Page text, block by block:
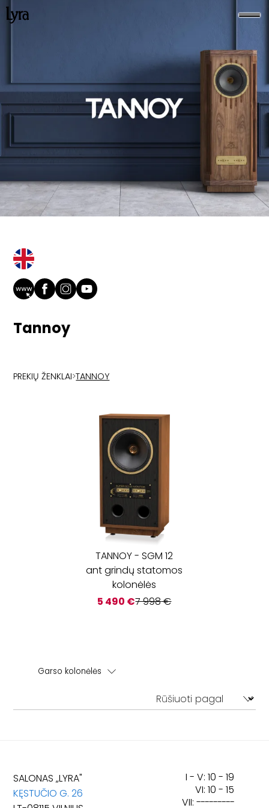
Tannoy
PREKIŲ ŽENKLAI>TANNOY
Garso kolonėlės
TANNOY-SGM 12
ant grindų statomos
kolonėlės
5 490 €7 998€
SALONAS „LYRA"
KĘSTUČIO G. 26
I - V: 10 - 19
VI: 10 - 15
VII: ---------